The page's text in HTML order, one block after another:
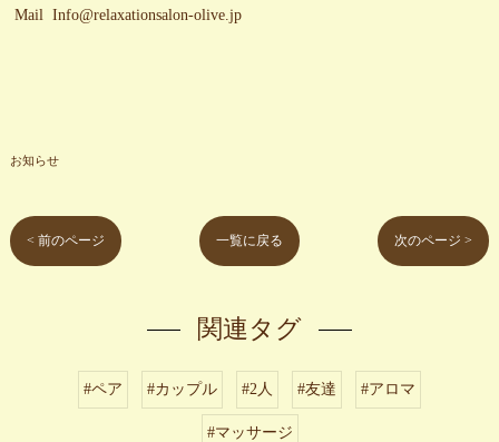
Mail Info@relaxationsalon-olive.jp
お知らせ
< 前のページ 一覧に戻る 次のページ >
関連タグ
#ペア #カップル #2人 #友達 #アロマ
#マッサージ